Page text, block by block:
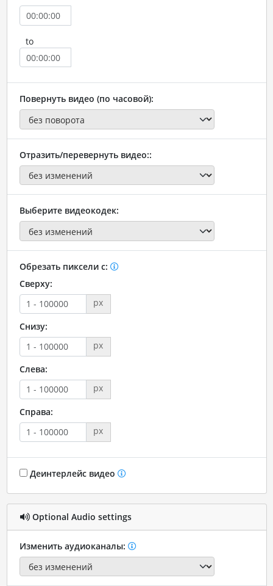
to
Повернуть видео (по часовой):
Отразить/перевернуть видео::
Выберите видеокодек:
Обрезать пиксели с:
Сверху:
px
Снизу:
px
Слева:
px
Справа:
px
Деинтерлейс видео
Optional Audio settings
Изменить аудиоканалы: